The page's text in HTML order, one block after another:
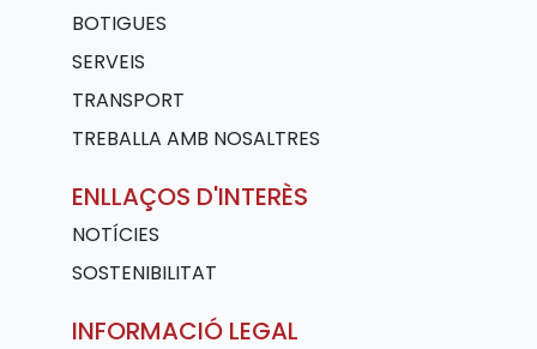
BOTIGUES
SERVEIS
TRANSPORT
TREBALLA AMB NOSALTRES
ENLLAÇOS D'INTERÈS
NOTÍCIES
SOSTENIBILITAT
INFORMACIÓ LEGAL